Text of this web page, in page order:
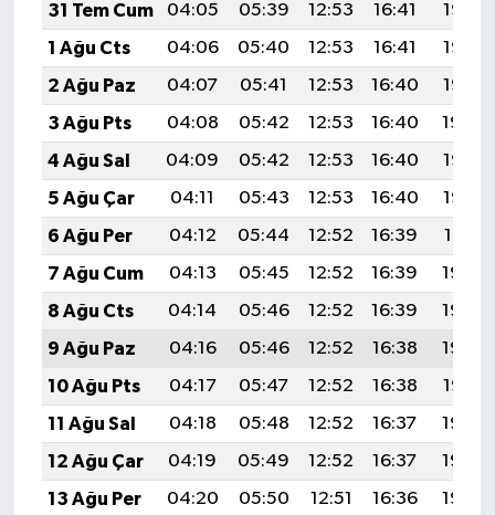
31 Tem Cum
04:05 05:39 12:53 16:41
19:57
1 Ağu Cts
04:06 05:40 12:53 16:41
19:56
2 Ağu Paz
04:07 05:41 12:53 16:40
19:55
3 Ağu Pts
04:08 05:42 12:53 16:40
19:54
4 Ağu Sal
04:09 05:42 12:53 16:40
19:53
5 Ağu Çar
04:11 05:43 12:53 16:40
19:52
6 Ağu Per
04:12 05:44 12:52 16:39
19:51
7 Ağu Cum
04:13 05:45 12:52 16:39
19:50
8 Ağu Cts
04:14 05:46 12:52 16:39
19:49
9 Ağu Paz
04:16 05:46 12:52 16:38
19:48
10 Ağu Pts
04:17 05:47 12:52 16:38
19:47
11 Ağu Sal
04:18 05:48 12:52 16:37
19:46
12 Ağu Çar
04:19 05:49 12:52 16:37
19:44
13 Ağu Per
04:20 05:50 12:51 16:36
19:43